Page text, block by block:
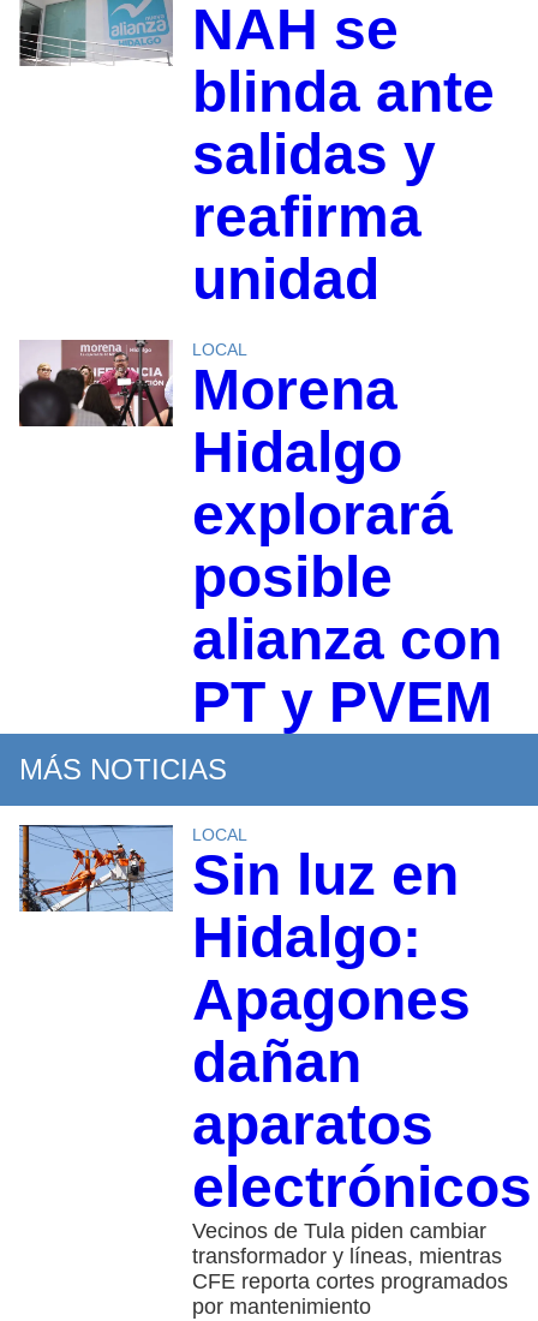
NAH se
blinda ante
salidas y
reafirma
unidad
LOCAL
Morena
Hidalgo
explorará
posible
alianza con
PT y PVEM
MÁS NOTICIAS
LOCAL
Sin luz en
Hidalgo:
Apagones
dañan
aparatos
electrónicos
Vecinos de Tula piden cambiar
transformador y líneas, mientras
CFE reporta cortes programados
por mantenimiento